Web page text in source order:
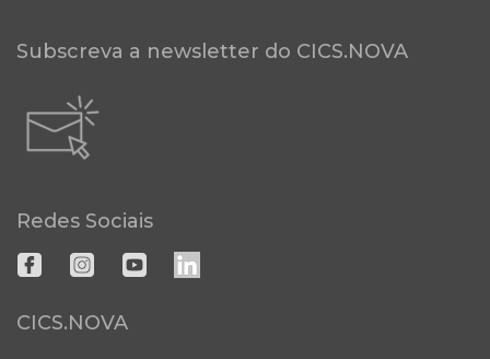
Subscreva a newsletter do CICS.NOVA
Redes Sociais
CICS.NOVA